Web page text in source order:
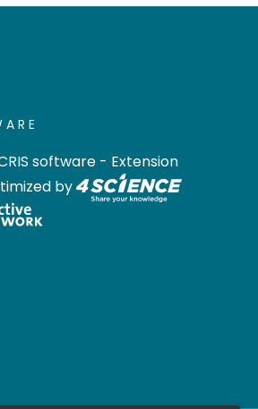
software - Extension
by